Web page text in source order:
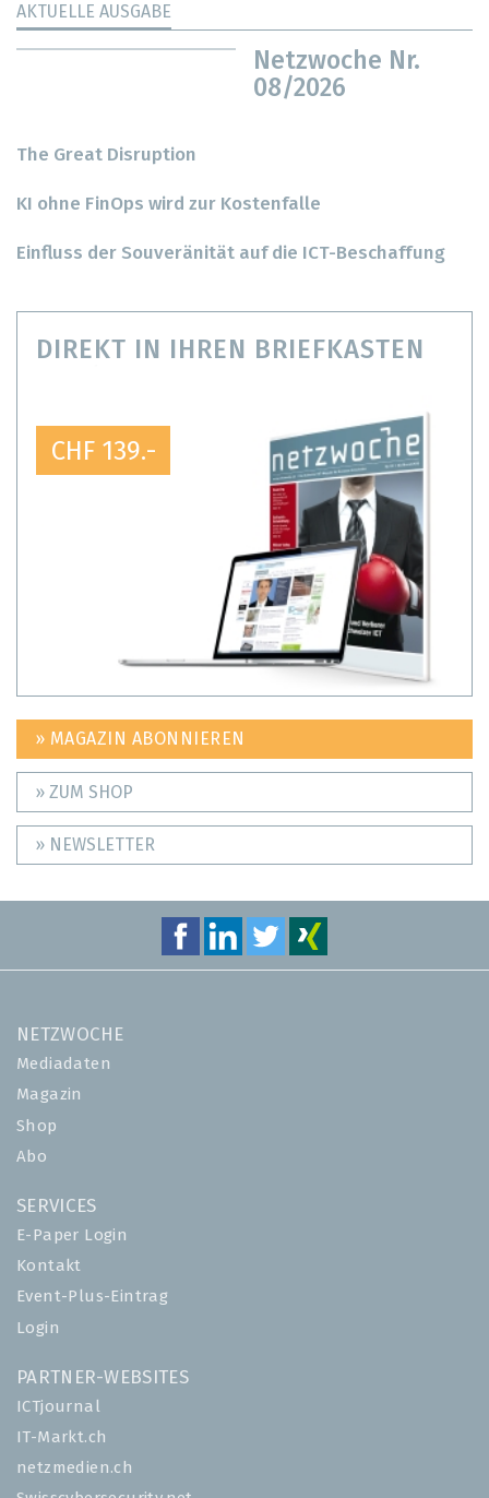
AKTUELLE AUSGABE
Netzwoche Nr.
08/2026
The Great Disruption
KI ohne FinOps wird zur Kostenfalle
Einfluss der Souveränität auf die ICT-Beschaffung
DIREKT IN IHREN BRIEFKASTEN
CHF 139.-
» MAGAZIN ABONNIEREN
» ZUM SHOP
» NEWSLETTER
NETZWOCHE
Mediadaten
Magazin
Shop
Abo
SERVICES
E-Paper Login
Kontakt
Event-Plus-Eintrag
Login
PARTNER-WEBSITES
ICTjournal
IT-Markt.ch
netzmedien.ch